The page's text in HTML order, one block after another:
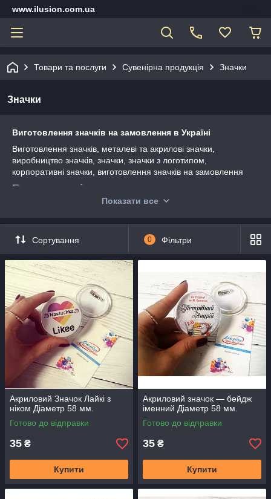
www.ilusion.com.ua
Товари та послуги Сувенірна продукція Значки
Значки
Виготовлення значків на замовлення в Україні
Виготовлення значків, металеві та акрилові значки,
виробництво значків, значки, значки з логотипом,
корпоративні значки, виготовлення значків на замовлення
Види значків по призначенню:
– Ювілейні значки
– Спортивні значки,
– Шкільні значки,
– Значки випускників
Показати все
Сортування 0 Фільтри
Акриловий Значок Лайкі з
ніком Діаметр 58 мм.
Готово до відправки
35 ₴
Купити
Акриловий значок — бейдж
іменний Діаметр 58 мм.
Готово до відправки
35 ₴
Купити